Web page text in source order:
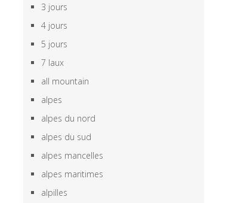
3 jours
4 jours
5 jours
7 laux
all mountain
alpes
alpes du nord
alpes du sud
alpes mancelles
alpes maritimes
alpilles